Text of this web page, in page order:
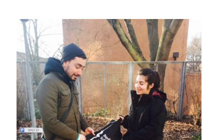
Neuigkeiten